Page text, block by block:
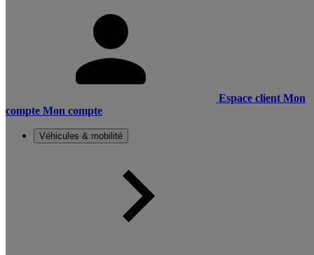
Espace client Mon
compte Mon compte
Véhicules & mobilité